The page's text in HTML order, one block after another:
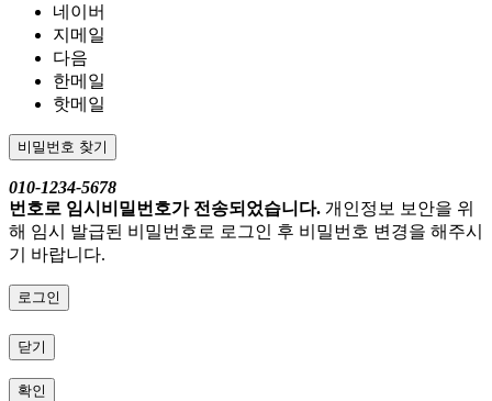
네이버
지메일
다음
한메일
핫메일
비밀번호 찾기
010-1234-5678
번호로 임시비밀번호가 전송되었습니다. 개인정보 보안을 위
해 임시 발급된 비밀번호로 로그인 후 비밀번호 변경을 해주시
기 바랍니다.
로그인
닫기
확인